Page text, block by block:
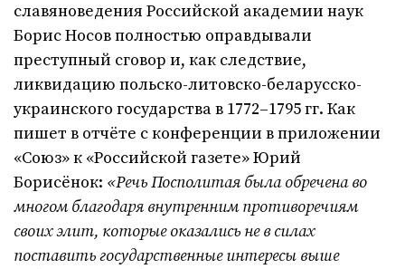
славяноведения Российской академии наук
Борис Носов полностью оправдывали
преступный сговор и, как следствие,
ликвидацию польско-литовско-беларусско-
украинского государства в 1772–1795 гг. Как
пишет в отчёте с конференции в приложении
«Союз» к «Российской газете» Юрий
Борисёнок: «Речь Посполитая была обречена во
многом благодаря внутренним противоречиям
своих элит, которые оказались не в силах
поставить государственные интересы выше